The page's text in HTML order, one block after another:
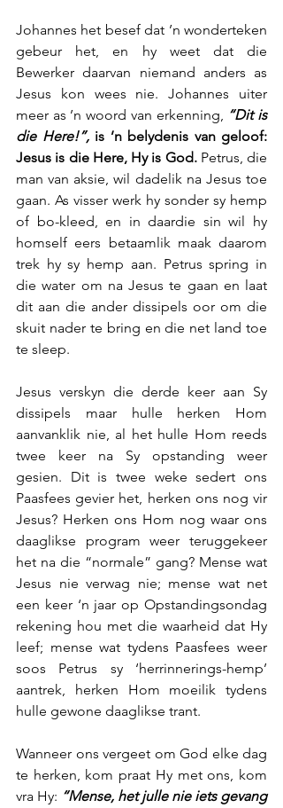
Johannes het besef dat ’n wonderteken
gebeur het, en hy weet dat die
Bewerker daarvan niemand anders as
Jesus kon wees nie. Johannes uiter
meer as ’n woord van erkenning, “Dit is
die Here!”, is ’n belydenis van geloof:
Jesus is die Here, Hy is God. Petrus, die
man van aksie, wil dadelik na Jesus toe
gaan. As visser werk hy sonder sy hemp
of bo-kleed, en in daardie sin wil hy
homself eers betaamlik maak daarom
trek hy sy hemp aan. Petrus spring in
die water om na Jesus te gaan en laat
dit aan die ander dissipels oor om die
skuit nader te bring en die net land toe
te sleep.
Jesus verskyn die derde keer aan Sy
dissipels maar hulle herken Hom
aanvanklik nie, al het hulle Hom reeds
twee keer na Sy opstanding weer
gesien. Dit is twee weke sedert ons
Paasfees gevier het, herken ons nog vir
Jesus? Herken ons Hom nog waar ons
daaglikse program weer teruggekeer
het na die “normale” gang? Mense wat
Jesus nie verwag nie; mense wat net
een keer ‘n jaar op Opstandingsondag
rekening hou met die waarheid dat Hy
leef; mense wat tydens Paasfees weer
soos Petrus sy ‘herrinnerings-hemp’
aantrek, herken Hom moeilik tydens
hulle gewone daaglikse trant.
Wanneer ons vergeet om God elke dag
te herken, kom praat Hy met ons, kom
vra Hy: “Mense, het julle nie iets gevang